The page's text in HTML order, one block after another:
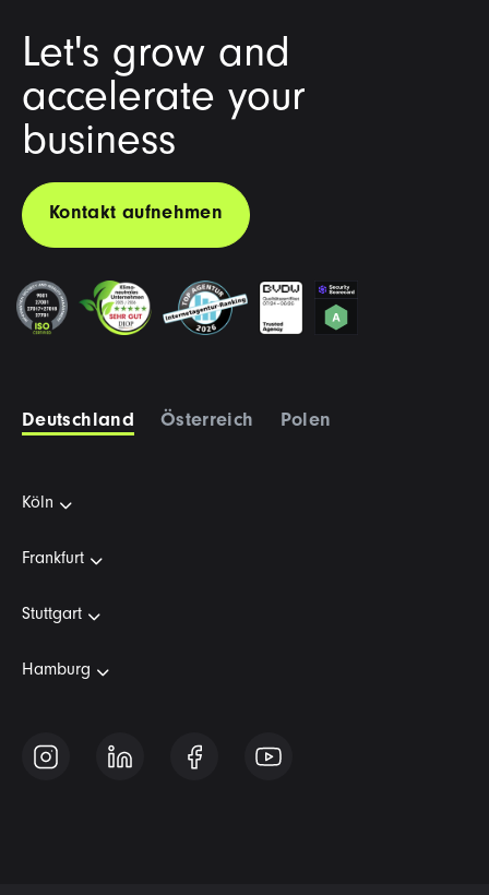
Let's grow and
accelerate your
business
Kontakt aufnehmen
Deutschland Österreich Polen
Köln
Frankfurt
Stuttgart
Hamburg